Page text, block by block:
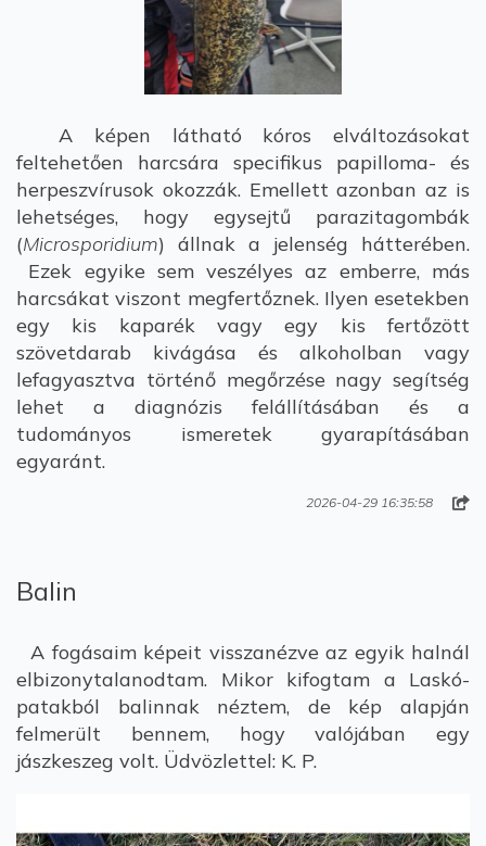
A képen látható kóros elváltozásokat
feltehetően harcsára specifikus papilloma- és
herpeszvírusok okozzák. Emellett azonban az is
lehetséges, hogy egysejtű parazitagombák
(Microsporidium) állnak a jelenség hátterében.
Ezek egyike sem veszélyes az emberre, más
harcsákat viszont megfertőznek. Ilyen esetekben
egy kis kaparék vagy egy kis fertőzött
szövetdarab kivágása és alkoholban vagy
lefagyasztva történő megőrzése nagy segítség
lehet a diagnózis felállításában és a
tudományos ismeretek gyarapításában
egyaránt.
2026-04-29 16:35:58
Balin
A fogásaim képeit visszanézve az egyik halnál
elbizonytalanodtam. Mikor kifogtam a Laskó-
patakból balinnak néztem, de kép alapján
felmerült bennem, hogy valójában egy
jászkeszeg volt. Üdvözlettel: K. P.